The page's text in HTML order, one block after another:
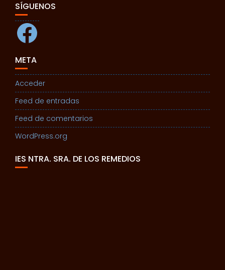
SÍGUENOS
Facebook
META
Acceder
Feed de entradas
Feed de comentarios
WordPress.org
IES NTRA. SRA. DE LOS REMEDIOS